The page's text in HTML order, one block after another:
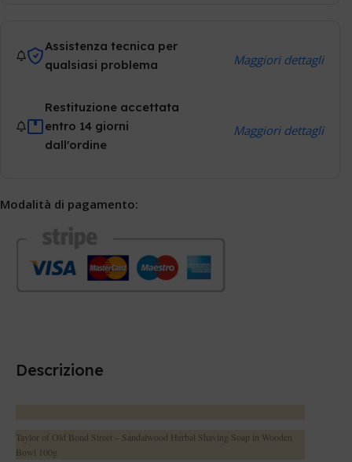
Assistenza tecnica per
qualsiasi problema
Maggiori dettagli
Restituzione accettata
entro 14 giorni
dall'ordine
Maggiori dettagli
Modalità di pagamento:
Descrizione
Taylor of Old Bond Street – Sandalwood Herbal Shaving Soap in Wooden
Bowl 100g